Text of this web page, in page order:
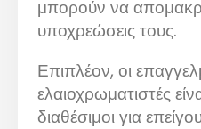
μπορούν να
υποχρεώσεις τους.
Επιπλέον, οι
ελαιοχρωματιστές
διαθέσιμοι για